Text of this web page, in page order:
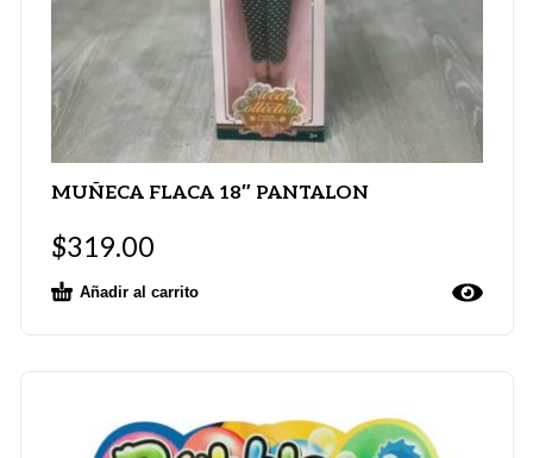
MUÑECA FLACA 18″ PANTALON
$319.00
Añadir al carrito